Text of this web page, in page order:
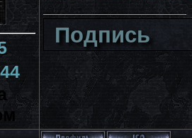
44
Подпись